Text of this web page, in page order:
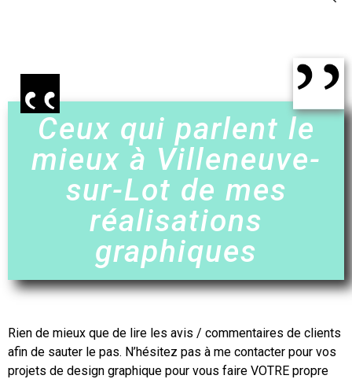
Ceux qui parlent le
mieux à Villeneuve-
sur-Lot de mes
réalisations
graphiques
Rien de mieux que de lire les avis / commentaires de clients
afin de sauter le pas. N’hésitez pas à me contacter pour vos
projets de design graphique pour vous faire VOTRE propre